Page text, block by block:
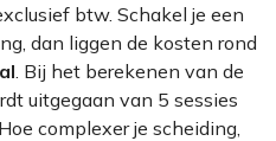
btw. Schakel je een
dan liggen de kosten rond
. Bij het berekenen van de
uitgegaan van 5 sessies
complexer je scheiding,